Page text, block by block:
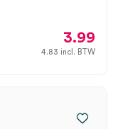
3.99
4.83 incl. BTW